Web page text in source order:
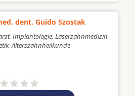
dent. Guido Szostak
Implantologie, Laserzahnmedizin,
Alterszahnheilkunde